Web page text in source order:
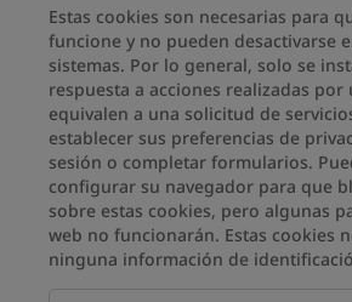
Estas cookies son necesarias para
funcione y no pueden desactivarse
sistemas. Por lo general, solo se
respuesta a acciones realizadas por
equivalen a una solicitud de
establecer sus preferencias de
sesión o completar formularios.
configurar su navegador para que
sobre estas cookies, pero algunas
web no funcionarán. Estas cookies
ninguna información de